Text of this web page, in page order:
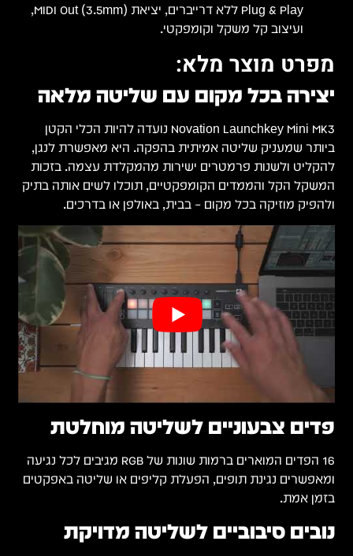
Plug & Play ללא דרייברים, יציאת MIDI Out (3.5mm),
ועיצוב קל משקל וקומפקטי.
מפרט מוצר מלא:
יצירה בכל מקום עם שליטה מלאה
Novation Launchkey Mini MK3 נועדה להיות הכלי הקטן
ביותר שמעניק שליטה אמיתית בהפקה. היא מאפשרת לנגן,
להקליט ולשנות פרמטרים ישירות מהמקלדת עצמה. בזכות
המשקל הקל והממדים הקומפקטיים, תוכלו לשים אותה בתיק
ולהפיק מוזיקה בכל מקום – בבית, באולפן או בדרכים.
פדים צבעוניים לשליטה מוחלטת
16 הפדים המוארים ברמות שונות של RGB מגיבים לכל נגיעה
ומאפשרים נגינת תופים, הפעלת קליפים או שליטה באפקטים
בזמן אמת.
נובים סיבוביים לשליטה מדויקת